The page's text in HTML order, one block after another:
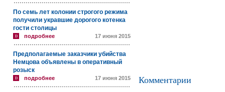
По семь лет колонии строгого режима
получили укравшие дорогого котенка
гости столицы
подробнее 17 июня 2015
Предполагаемые заказчики убийства
Немцова объявлены в оперативный
розыск
подробнее 17 июня 2015 Комментарии